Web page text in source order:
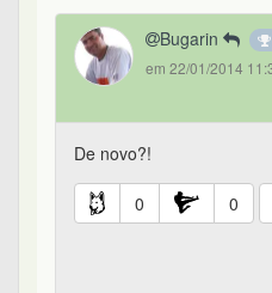
Bugarin
em 22/01/2014
De novo?!
0 0